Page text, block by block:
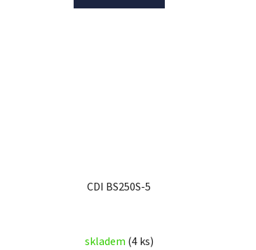
CDI BS250S-5
skladem (4 ks)